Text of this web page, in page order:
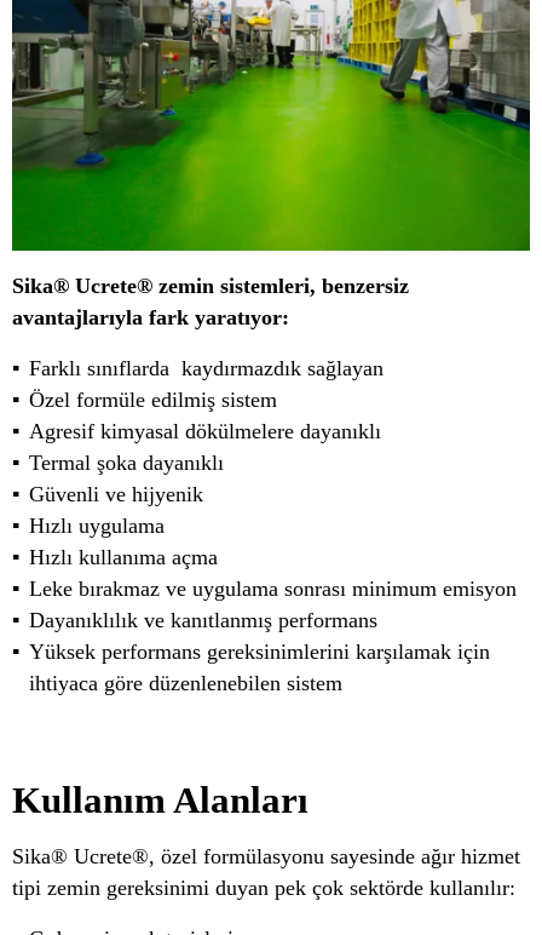
Sika® Ucrete® zemin sistemleri, benzersiz
avantajlarıyla fark yaratıyor:
Farklı sınıflarda kaydırmazdık sağlayan
Özel formüle edilmiş sistem
Agresif kimyasal dökülmelere dayanıklı
Termal şoka dayanıklı
Güvenli ve hijyenik
Hızlı uygulama
Hızlı kullanıma açma
Leke bırakmaz ve uygulama sonrası minimum emisyon
Dayanıklılık ve kanıtlanmış performans
Yüksek performans gereksinimlerini karşılamak için
ihtiyaca göre düzenlenebilen sistem
Kullanım Alanları
Sika® Ucrete®, özel formülasyonu sayesinde ağır hizmet
tipi zemin gereksinimi duyan pek çok sektörde kullanılır: